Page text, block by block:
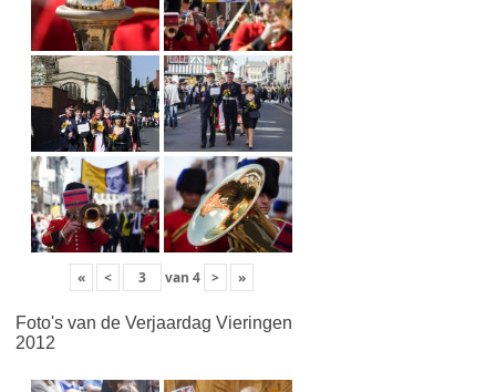
« < van 4 > »
Foto's van de Verjaardag Vieringen
2012